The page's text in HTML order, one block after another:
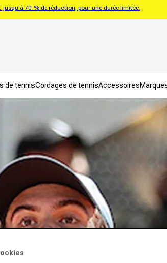
jusqu'à 70 % de réduction, pour une durée limitée.
de tennisCordages de tennisAccessoires